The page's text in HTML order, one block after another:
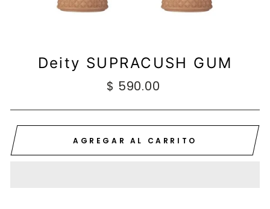
Deity SUPRACUSH GUM
Precio
$ 590.00
AGREGAR AL CARRITO